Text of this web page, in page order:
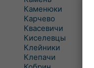
Каменюки
Карчево
Квасевичи
Киселевцы
Клейники
Клепачи